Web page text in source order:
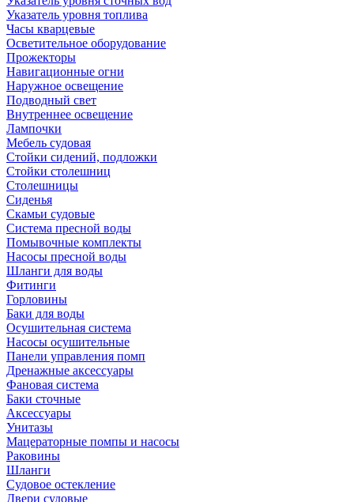
Указатель уровня топлива
Часы кварцевые
Осветительное оборудование
Прожекторы
Навигационные огни
Наружное освещение
Подводный свет
Внутреннее освещение
Лампочки
Мебель судовая
Стойки сидений, подложки
Стойки столешниц
Столешницы
Сиденья
Скамьи судовые
Система пресной воды
Помывочные комплекты
Насосы пресной воды
Шланги для воды
Фитинги
Горловины
Баки для воды
Осушительная система
Насосы осушительные
Панели управления помп
Дренажные аксессуары
Фановая система
Баки сточные
Аксессуары
Унитазы
Мацераторные помпы и насосы
Раковины
Шланги
Судовое остекление
Двери судовые